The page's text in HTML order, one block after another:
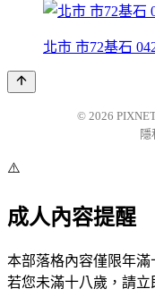
北市 市72基石
© 2026
隱
⚠️
成人內容提醒
本部落格內容僅限年滿
若您未滿十八歲，請立